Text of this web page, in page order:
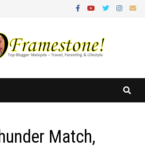
Match,